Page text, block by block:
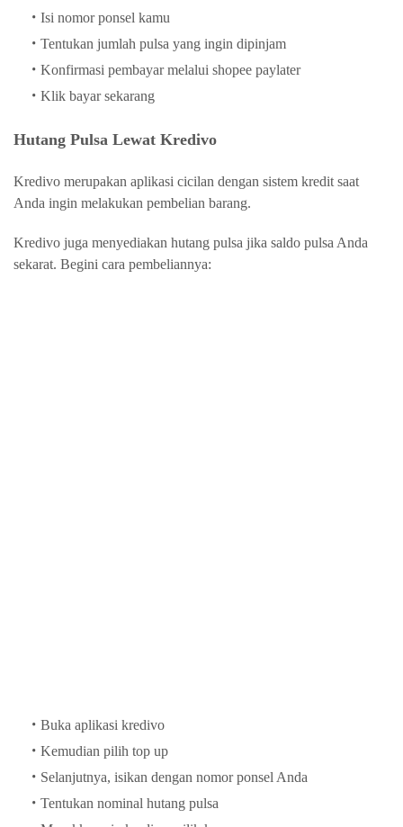
Isi nomor ponsel kamu
Tentukan jumlah pulsa yang ingin dipinjam
Konfirmasi pembayar melalui shopee paylater
Klik bayar sekarang
Hutang Pulsa Lewat Kredivo
Kredivo merupakan aplikasi cicilan dengan sistem kredit saat
Anda ingin melakukan pembelian barang.
Kredivo juga menyediakan hutang pulsa jika saldo pulsa Anda
sekarat. Begini cara pembeliannya:
Buka aplikasi kredivo
Kemudian pilih top up
Selanjutnya, isikan dengan nomor ponsel Anda
Tentukan nominal hutang pulsa